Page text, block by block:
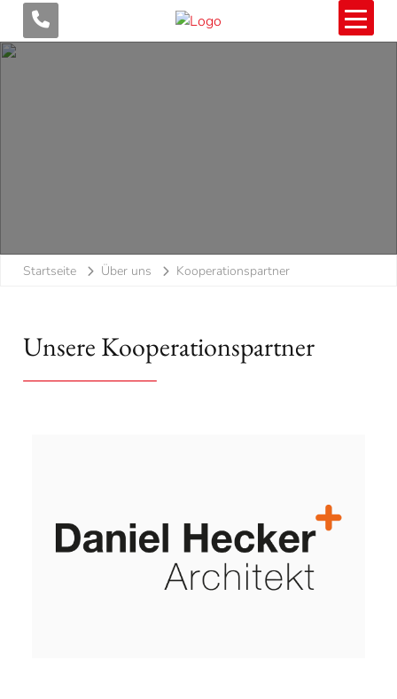
Startseite Über uns Kooperationspartner
Unsere Kooperationspartner